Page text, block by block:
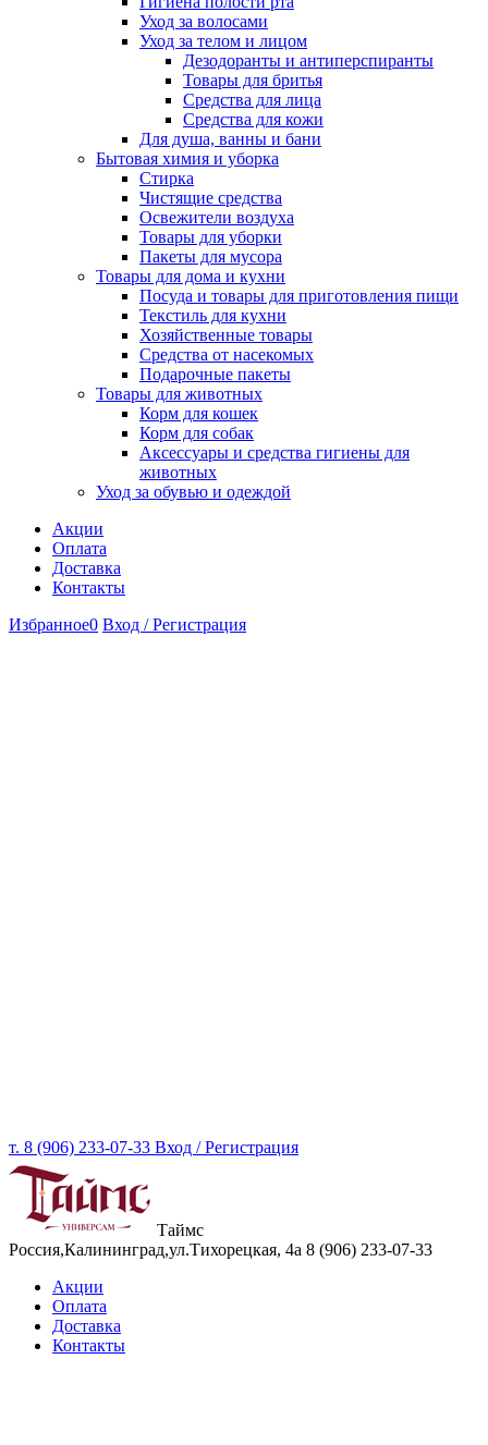
Уход за волосами
Уход за телом и лицом
Дезодоранты и антиперспиранты
Товары для бритья
Средства для лица
Средства для кожи
Для душа, ванны и бани
Бытовая химия и уборка
Стирка
Чистящие средства
Освежители воздуха
Товары для уборки
Пакеты для мусора
Товары для дома и кухни
Посуда и товары для приготовления пищи
Текстиль для кухни
Хозяйственные товары
Средства от насекомых
Подарочные пакеты
Товары для животных
Корм для кошек
Корм для собак
Аксессуары и средства гигиены для
животных
Уход за обувью и одеждой
Акции
Оплата
Доставка
Контакты
Избранное0 Вход / Регистрация
т. 8 (906) 233-07-33 Вход / Регистрация
Таймс
Россия,Калининград,ул.Тихорецкая, 4а 8 (906) 233-07-33
Акции
Оплата
Доставка
Контакты